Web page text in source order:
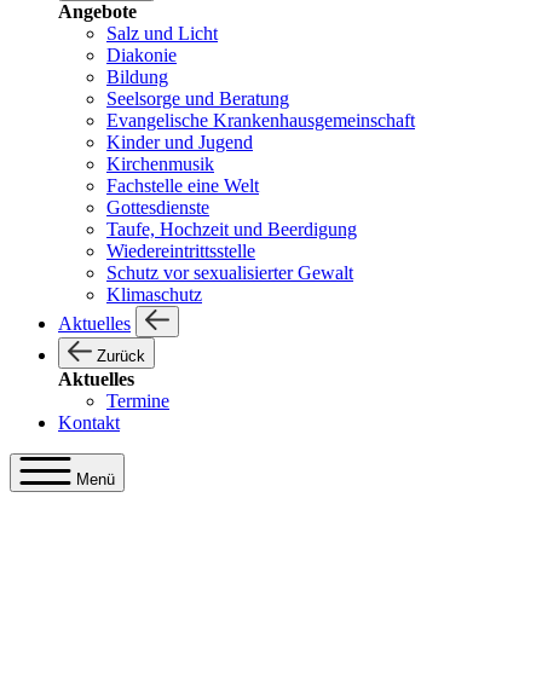
Angebote
Salz und Licht
Diakonie
Bildung
Seelsorge und Beratung
Evangelische Krankenhausgemeinschaft
Kinder und Jugend
Kirchenmusik
Fachstelle eine Welt
Gottesdienste
Taufe, Hochzeit und Beerdigung
Wiedereintrittsstelle
Schutz vor sexualisierter Gewalt
Klimaschutz
Aktuelles
Zurück
Aktuelles
Termine
Kontakt
Menü